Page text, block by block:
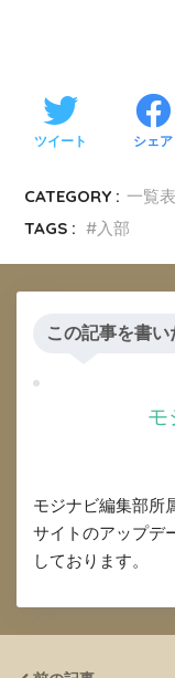
ツイート シェア
CATEGORY : 一覧表
TAGS :
入部
この記事を書い
モ
モジナビ編集部所
サイトのアップデ
しております。